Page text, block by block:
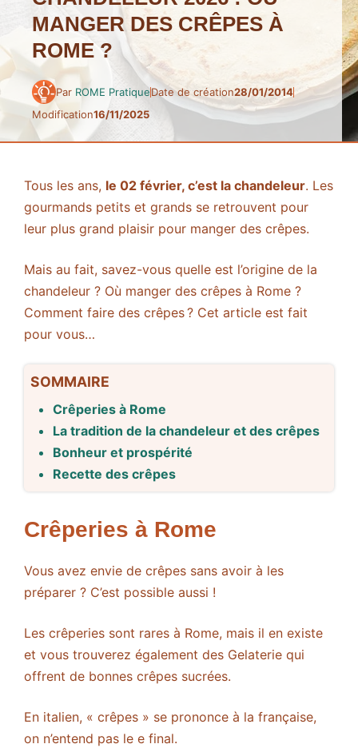
MANGER DES CRÊPES À
ROME ?
Par ROME PratiqueDate de création28/01/2014
Modification16/11/2025
Tous les ans, le 02 février, c’est la chandeleur. Les
gourmands petits et grands se retrouvent pour
leur plus grand plaisir pour manger des crêpes.
Mais au fait, savez-vous quelle est l’origine de la
chandeleur ? Où manger des crêpes à Rome ?
Comment faire des crêpes ? Cet article est fait
pour vous…
SOMMAIRE
Crêperies à Rome
La tradition de la chandeleur et des crêpes
Bonheur et prospérité
Recette des crêpes
Crêperies à Rome
Vous avez envie de crêpes sans avoir à les
préparer ? C’est possible aussi !
Les crêperies sont rares à Rome, mais il en existe
et vous trouverez également des Gelaterie qui
offrent de bonnes crêpes sucrées.
En italien, « crêpes » se prononce à la française,
on n’entend pas le e final.